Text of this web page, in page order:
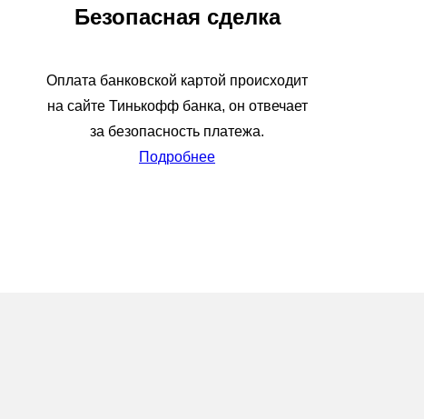
Безопасная сделка
Оплата банковской картой происходит
на сайте Тинькофф банка, он отвечает
за безопасность платежа.
Подробнее